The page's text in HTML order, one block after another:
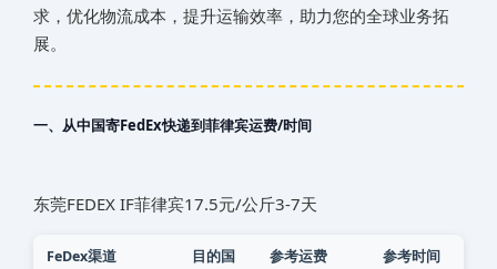
求，优化物流成本，提升运输效率，助力您的全球业务拓
展。
一、从中国寄FedEx快递到‌‌‌菲律宾运费/时间
东莞FEDEX IF‌‌‌菲律宾17.5元/公斤3-7天
FeDex渠道 目的国 参考运费 参考时间